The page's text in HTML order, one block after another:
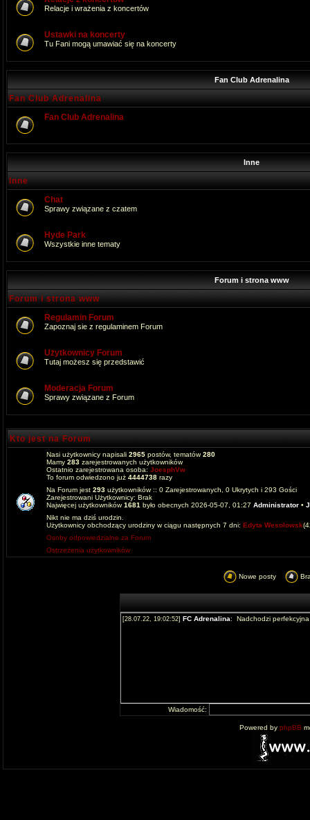
Relacje i wrażenia z koncertów
Ustawki na koncerty
Tu Fani mogą umawiać się na koncerty
Fan Club Adrenalina
Fan Club Adrenalina
Fan Club Adrenalina
Inne
Inne
Chat
Sprawy związane z czatem
Hyde Park
Wszystkie inne tematy
Forum i strona www
Forum i strona www
Regulamin Forum
Zapoznaj sie z regulaminem Forum
Użytkownicy Forum
Tutaj możesz się przedstawić
Moderacja Forum
Sprawy związane z Forum
Kto jest na Forum
Nasi użytkownicy napisali 2965 postów, tematów280
Mamy 283 zarejestrowanych użytkowników
Ostatnio zarejestrowana osoba: JoesphVw
To forum odwiedzono już 4444738 razy
Na Forum jest 293 użytkowników :: 0 Zarejestrowanych, 0 Ukrytych i 293 Gości
Zarejestrowani Użytkownicy: Brak
Najwięcej użytkowników1681 było obecnych 2026-05-07, 01:27 Administrator •
Nikt nie ma dziś urodzin.
Użytkownicy obchodzący urodziny w ciągu następnych 7 dni: Edyta Wesolowsk
Osoby odpowiedzialne za Forum
Ostrzeżenia użytkowników
Nowe posty
Wiadomość:
Powered by phpBB